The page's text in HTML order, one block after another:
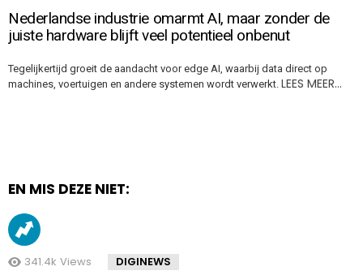
Nederlandse industrie omarmt AI, maar zonder de
juiste hardware blijft veel potentieel onbenut
Tegelijkertijd groeit de aandacht voor edge AI, waarbij data direct op
machines, voertuigen en andere systemen wordt verwerkt. LEES MEER…
EN MIS DEZE NIET:
341.4k Views DIGINEWS